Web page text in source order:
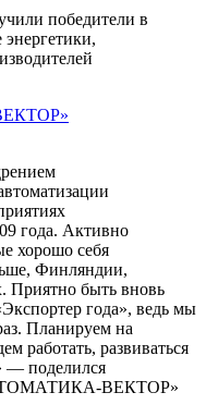
победители в
года. Активно
хорошо себя
Финляндии,
Приятно быть вновь
года», ведь мы
Планируем на
работать, развиваться
— поделился
ВЕКТОР»